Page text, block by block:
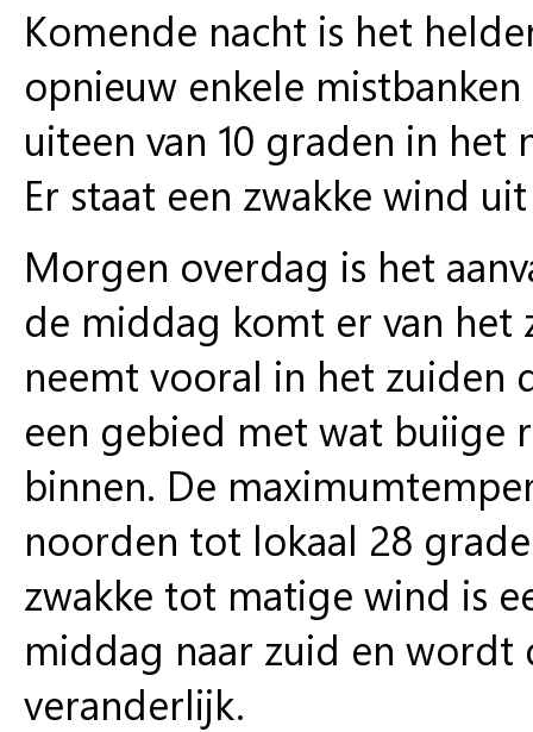
Komende nacht is het
opnieuw enkele
uiteen van 10 graden in
Er staat een zwakke wind
Morgen overdag is het
de middag komt er van
neemt vooral in het zuiden
een gebied met wat buiige
binnen. De
noorden tot lokaal 28
zwakke tot matige wind is
middag naar zuid en
veranderlijk.